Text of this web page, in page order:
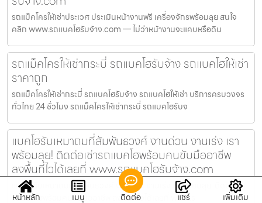
รถแม็คโครให้เช่าประเวศ ประเมินหน้างานฟรี เครื่องจักรพร้อมลุย สนใจ
คลิก www.รถแบคโฮรับจ้าง.com — ไม่ว่าหน้างานจะแคบหรือดิน
รถแม็คโครให้เช่ากระบี่ รถแบคโฮรับจ้าง รถแบคโฮให้เช่า
ราคาถูก
รถแม็คโครให้เช่ากระบี่ รถแบคโฮรับจ้าง รถแบคโฮให้เช่า บริการครบวงจร
ทั่วไทย 24 ชั่วโมง รถแม็คโครให้เช่ากระบี่ รถแบคโฮรับจ
แบคโฮรับเหมาถมที่สัมพันธวงศ์ งานด่วน งานเร่ง เรา
พร้อมลุย! ติดต่อเช่ารถแบคโฮพร้อมคนขับมืออาชีพ
ลงพื้นที่ไวได้เลยที่ www.รถแบคโฮรับจ้าง.com
แบคโฮรับเหมาถมที่สัมพันธวงศ์ งานด่วน งานเร่ง เราพร้อมลุย! ติดต่อเช่า
รถแบคโฮพร้อมคนขับมืออาชีพ ลงพื้นที่ไวได้เลยที่ www.ร
หน้าหลัก เมนู ติดต่อ แชร์ เพิ่มเติม